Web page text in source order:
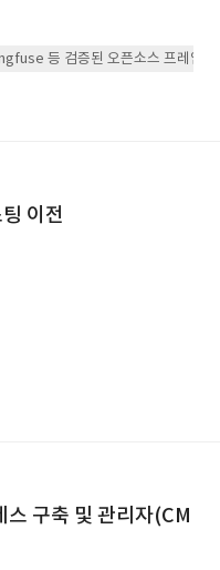
등 검증된 오픈소스 프레임워
이전
구축 및 관리자(CM